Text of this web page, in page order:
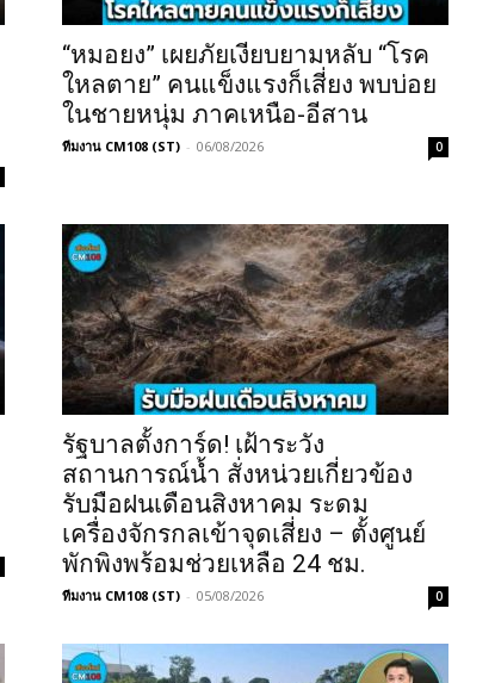
“หมอยง” เผยภัยเงียบยามหลับ “โรค
ใหลตาย” คนแข็งแรงก็เสี่ยง พบบ่อย
ในชายหนุ่ม ภาคเหนือ-อีสาน
ทีมงาน CM108 (ST) - 06/08/2026 0
รัฐบาลตั้งการ์ด! เฝ้าระวัง
สถานการณ์น้ำ สั่งหน่วยเกี่ยวข้อง
รับมือฝนเดือนสิงหาคม ระดม
เครื่องจักรกลเข้าจุดเสี่ยง – ตั้งศูนย์
พักพิงพร้อมช่วยเหลือ 24 ชม.
ทีมงาน CM108 (ST) - 05/08/2026 0